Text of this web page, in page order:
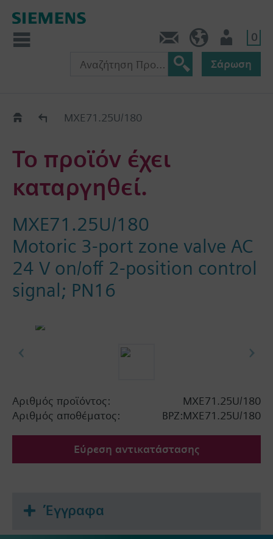
0
Σάρωση
Old2NewMXE71.25U/180
Το προϊόν έχει
καταργηθεί.
MXE71.25U/180
Motoric 3-port zone valve AC
24 V on/off 2-position control
signal; PN16
Αριθμός προϊόντος:
MXE71.25U/180
Αριθμός αποθέματος:
BPZ:MXE71.25U/180
Εύρεση αντικατάστασης
Έγγραφα